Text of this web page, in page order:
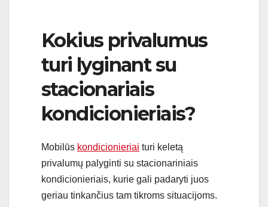
Kokius privalumus
turi lyginant su
stacionariais
kondicionieriais?
Mobilūs kondicionieriai turi keletą
privalumų palyginti su stacionariniais
kondicionieriais, kurie gali padaryti juos
geriau tinkančius tam tikroms situacijoms.